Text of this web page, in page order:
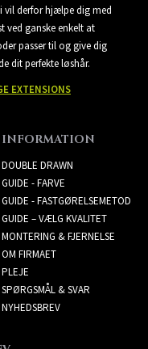
vil derfor hjælpe dig med
ved ganske enkelt at
passer til og give dig
dit perfekte løshår.
EXTENSIONS
INFORMATION
DOUBLE DRAWN
GUIDE - FARVE
GUIDE - FASTGØRELSEMETOD
GUIDE – VÆLG KVALITET
MONTERING & FJERNELSE
OM FIRMAET
PLEJE
SPØRGSMÅL & SVAR
NYHEDSBREV